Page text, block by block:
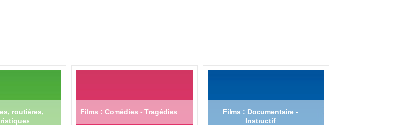
routières,
Films : Comédies - Tragédies
Films : Documentaire -
Instructif